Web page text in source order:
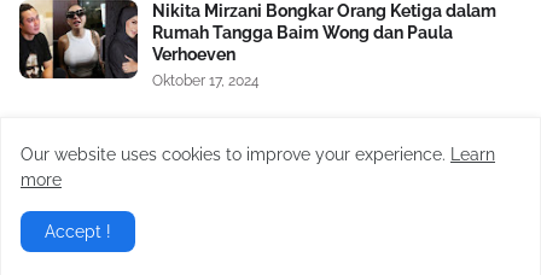
Nikita Mirzani Bongkar Orang Ketiga dalam
Rumah Tangga Baim Wong dan Paula
Verhoeven
Oktober 17, 2024
Dibongkar, Berawal Sakit Hati pada Baim
Our website uses cookies to improve your experience.
Learn
more
Accept !